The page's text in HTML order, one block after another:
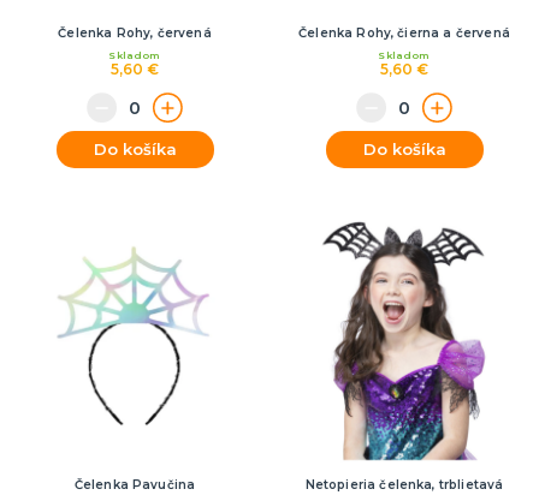
Čelenka Rohy, červená
5,60 €
Skladom
Do košíka
Čelenka Rohy, čierna a červená
5,60 €
Skladom
Do košíka
Čelenka Pavučina Netopieria čelenka, trblietavá